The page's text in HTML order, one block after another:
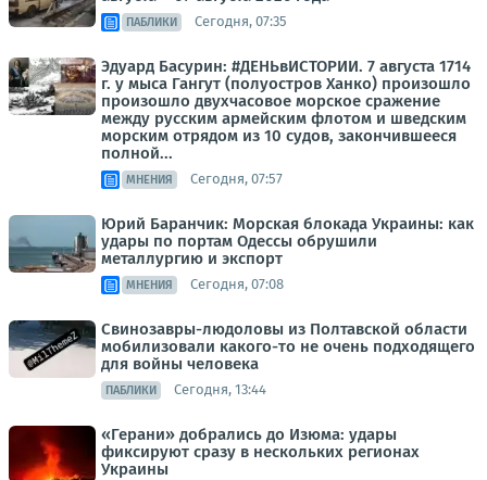
ПАБЛИКИ Сегодня, 07:35
Эдуард Басурин: #ДЕНЬвИСТОРИИ. 7 августа 1714
г. у мыса Гангут (полуостров Ханко) произошло
произошло двухчасовое морское сражение
между русским армейским флотом и шведским
морским отрядом из 10 судов, закончившееся
полной...
МНЕНИЯ Сегодня, 07:57
Юрий Баранчик: Морская блокада Украины: как
удары по портам Одессы обрушили
металлургию и экспорт
МНЕНИЯ Сегодня, 07:08
Свинозавры-людоловы из Полтавской области
мобилизовали какого-то не очень подходящего
для войны человека
ПАБЛИКИ Сегодня, 13:44
«Герани» добрались до Изюма: удары
фиксируют сразу в нескольких регионах
Украины